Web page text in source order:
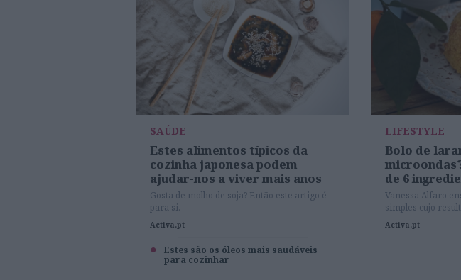
SAÚDE
Estes alimentos típicos da
cozinha japonesa podem
ajudar-nos a viver mais anos
Gosta de molho de soja? Então este artigo é
para si.
Activa.pt
Estes são os óleos mais saudáveis
para cozinhar
LIFESTYLE
Bolo de
de 6
Vanessa Alfaro
simples cujo
(e delicioso).
Activa.pt